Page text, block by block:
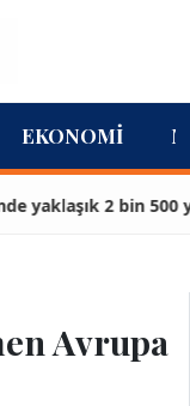
EKONOMI
2 bin 500
Avrupa